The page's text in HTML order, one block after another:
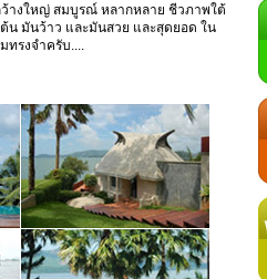
างใหญ่ สมบูรณ์ หลากหลาย ชีวภาพใต้
น มันว้าว และมันสวย และสุดยอด ใน
รงจำครับ....